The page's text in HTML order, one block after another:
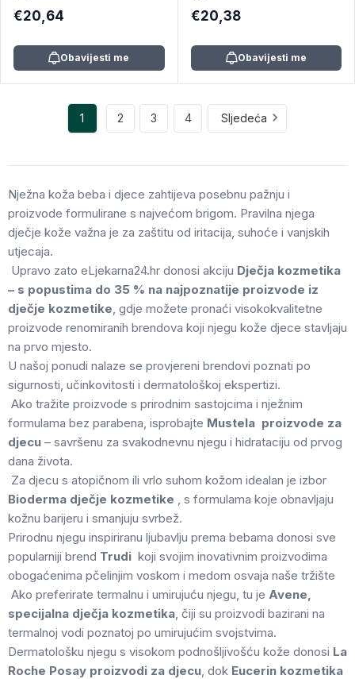
€20,64
Obavijesti me
€20,38
Obavijesti me
1 2 3 4 Sljedeća
Nježna koža beba i djece zahtijeva posebnu pažnju i
proizvode formulirane s najvećom brigom. Pravilna njega
dječje kože važna je za zaštitu od iritacija, suhoće i vanjskih
utjecaja.
Upravo zato eLjekarna24.hr donosi akciju Dječja kozmetika
– s popustima do 35 % na najpoznatije proizvode iz
dječje kozmetike, gdje možete pronaći visokokvalitetne
proizvode renomiranih brendova koji njegu kože djece stavljaju
na prvo mjesto.
U našoj ponudi nalaze se provjereni brendovi poznati po
sigurnosti, učinkovitosti i dermatološkoj ekspertizi.
Ako tražite proizvode s prirodnim sastojcima i nježnim
formulama bez parabena, isprobajte Mustela proizvode za
djecu – savršenu za svakodnevnu njegu i hidrataciju od prvog
dana života.
Za djecu s atopičnom ili vrlo suhom kožom idealan je izbor
Bioderma dječje kozmetike , s formulama koje obnavljaju
kožnu barijeru i smanjuju svrbež.
Prirodnu njegu inspiriranu ljubavlju prema bebama donosi sve
popularniji brend Trudi koji svojim inovativnim proizvodima
obogaćenima pčelinjim voskom i medom osvaja naše tržište
Ako preferirate termalnu i umirujuću njegu, tu je Avene,
specijalna dječja kozmetika, čiji su proizvodi bazirani na
termalnoj vodi poznatoj po umirujućim svojstvima.
Dermatološku njegu s visokom podnošljivošću kože donosi La
Roche Posay proizvodi za djecu, dok Eucerin kozmetika